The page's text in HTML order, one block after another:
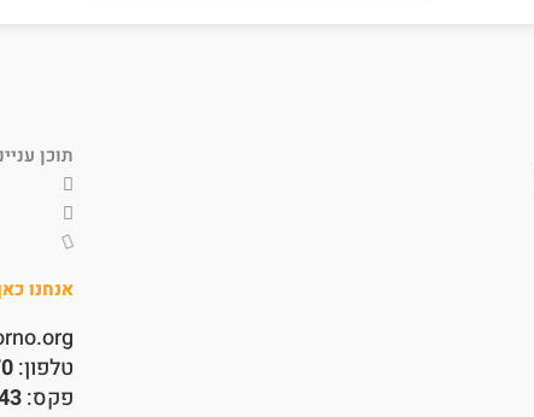
תוכן
אנחנו
טלפון:
פקס: